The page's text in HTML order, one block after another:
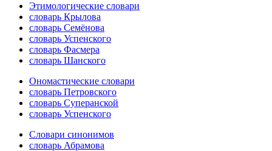
Этимологические словари
словарь Крылова
словарь Семёнова
словарь Успенского
словарь Фасмера
словарь Шанского
Ономастические словари
словарь Петровского
словарь Суперанской
словарь Успенского
Словари синонимов
словарь Абрамова